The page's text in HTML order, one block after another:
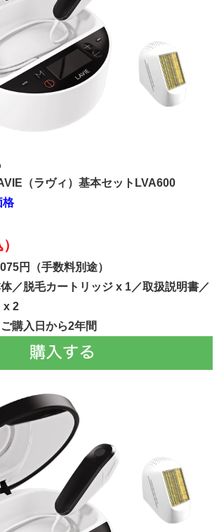
（ラヴィ）基本セットLVA600
格
円（手数料別途）
体／脱毛カートリッジ x 1／取扱説明書／
x 2
購入日から2年間